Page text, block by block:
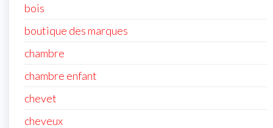
bois
boutique des marques
chambre
chambre enfant
chevet
cheveux